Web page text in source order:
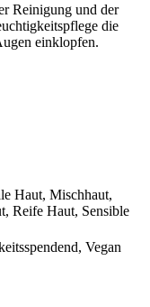
Reinigung und der
die
einklopfen.
Haut, Mischhaut,
Reife Haut, Sensible
Vegan